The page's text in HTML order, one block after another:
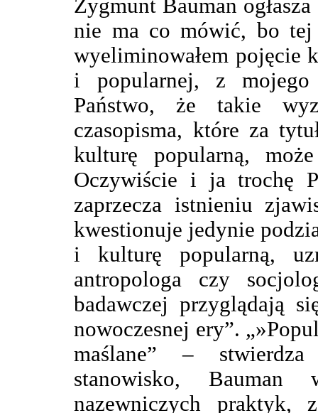
Zygmunt Bauman
nie ma co mówić, bo
wyeliminowałem pojęcie
i popularnej, z mojego
Państwo, że takie
czasopisma, które za
kulturę popularną,
Oczywiście i ja trochę
zaprzecza istnieniu
kwestionuje jedynie
i kulturę popularną,
antropologa czy
badawczej przyglądają
nowoczesnej ery”.
maślane” –
stanowisko,
nazewniczych